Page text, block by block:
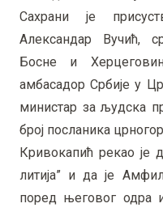
Сахрани је
Александар Вучић,
Босне и
амбасадор Србије у
министар за људска
број посланика
Кривокапић рекао је
литија” и да је
поред његовог одра